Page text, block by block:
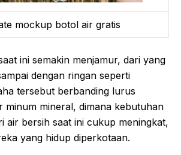
mockup botol air gratis
ini semakin menjamur, dari yang
dengan ringan seperti
tersebut berbanding lurus
minum mineral, dimana kebutuhan
air bersih saat ini cukup meningkat,
yang hidup diperkotaan.